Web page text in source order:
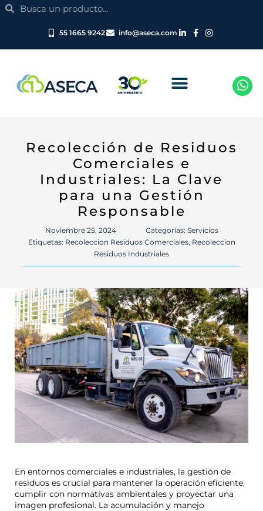
SearchSearch
55 1665 9242 info@aseca.com
Recolección de Residuos
Comerciales e
Industriales: La Clave
para una Gestión
Responsable
Noviembre 25, 2024 Categorías: Servicios
Etiquetas: Recoleccion Residuos Comerciales, Recoleccion
Residuos Industriales
En entornos comerciales e industriales, la gestión de
residuos es crucial para mantener la operación eficiente,
cumplir con normativas ambientales y proyectar una
imagen profesional. La acumulación y manejo